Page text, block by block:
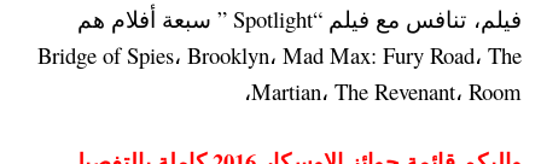
فيلم، تنافس مع فيلم “Spotlight ” سبعة أفلام هم
Bridge of Spies، Brooklyn، Mad Max: Fury Road، The
Martian، The Revenant، Room،